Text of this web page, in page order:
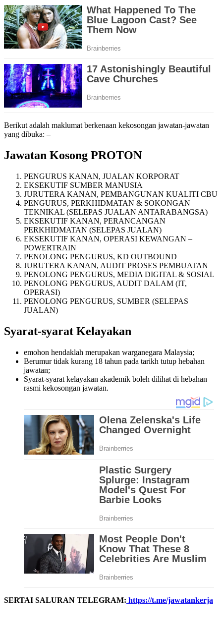
Berikut adalah maklumat berkenaan kekosongan jawatan-jawatan
yang dibuka: –
Jawatan Kosong PROTON
PENGURUS KANAN, JUALAN KORPORAT
EKSEKUTIF SUMBER MANUSIA
JURUTERA KANAN, PEMBANGUNAN KUALITI CBU
PENGURUS, PERKHIDMATAN & SOKONGAN
TEKNIKAL (SELEPAS JUALAN ANTARABANGSA)
EKSEKUTIF KANAN, PERANCANGAN
PERKHIDMATAN (SELEPAS JUALAN)
EKSEKUTIF KANAN, OPERASI KEWANGAN –
POWERTRAIN
PENOLONG PENGURUS, KD OUTBOUND
JURUTERA KANAN, AUDIT PROSES PEMBUATAN
PENOLONG PENGURUS, MEDIA DIGITAL & SOSIAL
PENOLONG PENGURUS, AUDIT DALAM (IT,
OPERASI)
PENOLONG PENGURUS, SUMBER (SELEPAS
JUALAN)
Syarat-syarat Kelayakan
emohon hendaklah merupakan warganegara Malaysia;
Berumur tidak kurang 18 tahun pada tarikh tutup hebahan
jawatan;
Syarat-syarat kelayakan akademik boleh dilihat di hebahan
rasmi kekosongan jawatan.
SERTAI SALURAN TELEGRAM: https://t.me/jawatankerja